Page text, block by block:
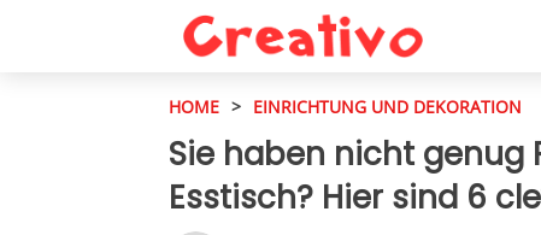
HOME > EINRICHTUNG UND DEKORATION
Sie haben nicht genug
Esstisch? Hier sind 6